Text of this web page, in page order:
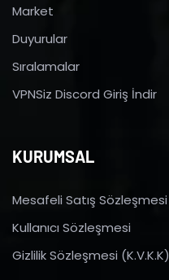
Market
Duyurular
Sıralamalar
VPNSiz Discord Giriş İndir
KURUMSAL
Mesafeli Satış Sözleşmesi
Kullanıcı Sözleşmesi
Gizlilik Sözleşmesi (K.V.K.K)